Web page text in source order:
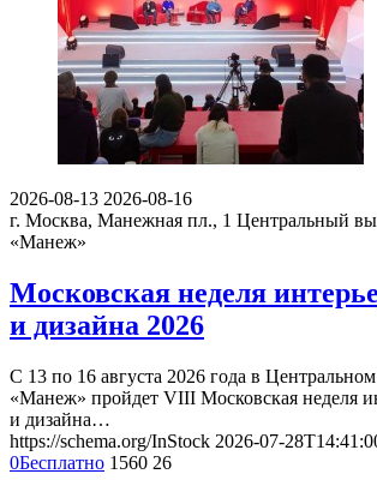
2026-08-13 2026-08-16
г. Москва, Манежная пл., 1 Центральный
«Манеж»
Московская неделя
и дизайна 2026
С 13 по 16 августа 2026 года в
«Манеж» пройдет VIII Московская неделя
и дизайна…
https://schema.org/InStock 2026-07-
0Бесплатно 1560 26